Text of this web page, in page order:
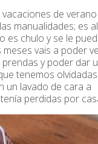
vacaciones de verano
manualidades; es
es chulo y se le
vais a poder
y poder dar
tenemos
un lavado de cara a
perdidas por